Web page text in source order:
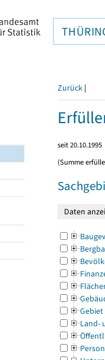
Zurück |
seit 20.10.1995
(Summe
Gebiet
Land-